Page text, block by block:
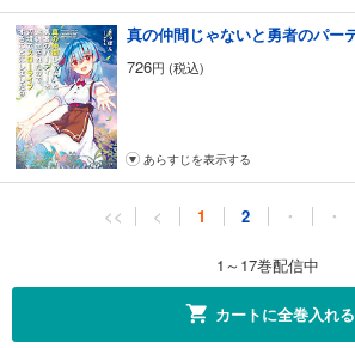
726円 (税込)
あらすじを表示する
<< < 1 2 ・ ・
1～17巻配信中
カートに全巻入れる